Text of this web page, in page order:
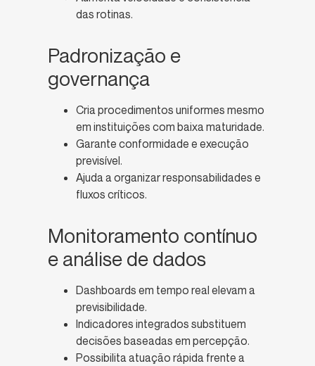
das rotinas.
Padronização e
governança
Cria procedimentos uniformes mesmo
em instituições com baixa maturidade.
Garante conformidade e execução
previsível.
Ajuda a organizar responsabilidades e
fluxos críticos.
Monitoramento contínuo
e análise de dados
Dashboards em tempo real elevam a
previsibilidade.
Indicadores integrados substituem
decisões baseadas em percepção.
Possibilita atuação rápida frente a